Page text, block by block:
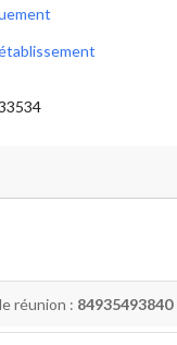
réunion : 84935493840